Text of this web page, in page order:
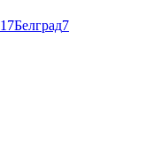
17Белград7